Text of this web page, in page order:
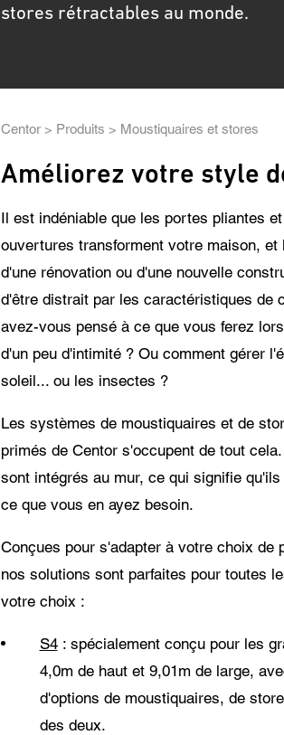
stores rétractables au monde.
Fil
d'Ariane
Centor Produits Moustiquaires et stores
Améliorez votre style
Il est indéniable que les portes pliantes
ouvertures transforment votre maison,
d'une rénovation ou d'une nouvelle
d'être distrait par les caractéristiques de
avez-vous pensé à ce que vous ferez
d'un peu d'intimité ? Ou comment gérer
soleil... ou les insectes ?
Les systèmes de moustiquaires et de
primés de Centor s'occupent de tout
sont intégrés au mur, ce qui signifie
ce que vous en ayez besoin.
Conçues pour s'adapter à votre choix de
nos solutions sont parfaites pour toutes
votre choix :
S4: spécialement conçu pour les
4,0m de haut et 9,01m de large,
d'options de moustiquaires, de
des deux.
soient